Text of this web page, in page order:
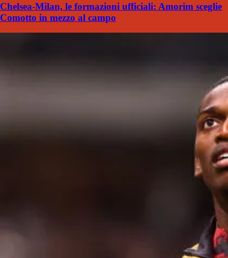
Chelsea-Milan, le formazioni ufficiali: Amorim sceglie
Comotto in mezzo al campo